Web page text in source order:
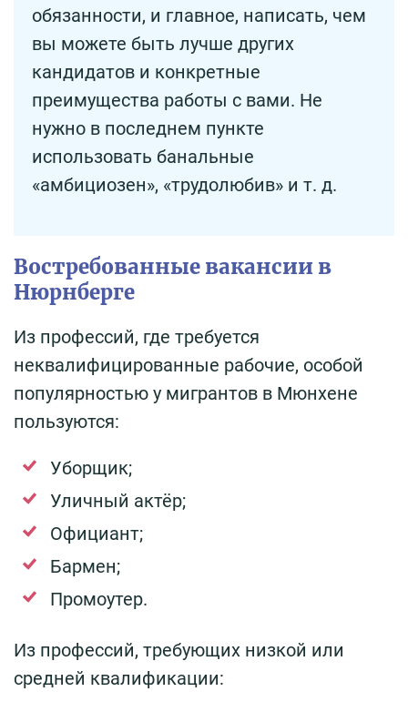
обязанности, и главное, написать, чем
вы можете быть лучше других
кандидатов и конкретные
преимущества работы с вами. Не
нужно в последнем пункте
использовать банальные
«амбициозен», «трудолюбив» и т. д.
Востребованные вакансии в
Нюрнберге
Из профессий, где требуется
неквалифицированные рабочие, особой
популярностью у мигрантов в Мюнхене
пользуются:
Уборщик;
Уличный актёр;
Официант;
Бармен;
Промоутер.
Из профессий, требующих низкой или
средней квалификации: